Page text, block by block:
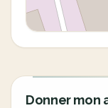
Donner mon